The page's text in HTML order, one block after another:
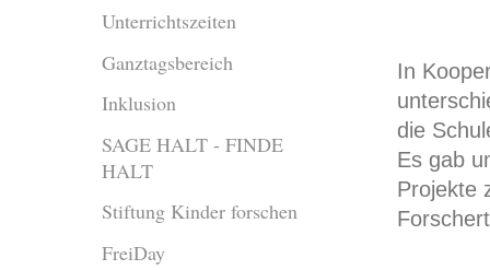
In
die
Es gab
Projekte
Unterrichtszeiten
Ganztagsbereich
Inklusion
SAGE HALT - FINDE
HALT
Stiftung Kinder forschen
FreiDay